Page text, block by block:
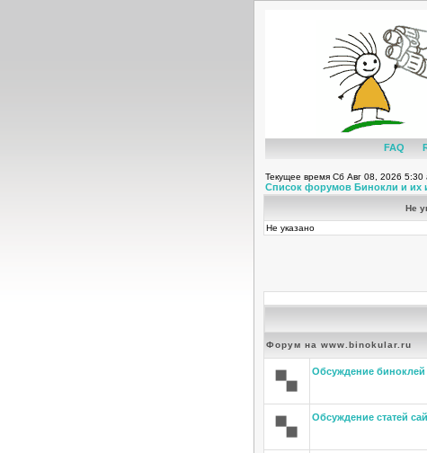
FAQ
Текущее время Сб Авг 08, 2026 5:30
Список форумов Бинокли и их
Не
Не указано
Форум на www.binokular.ru
Обсуждение биноклей
Обсуждение статей